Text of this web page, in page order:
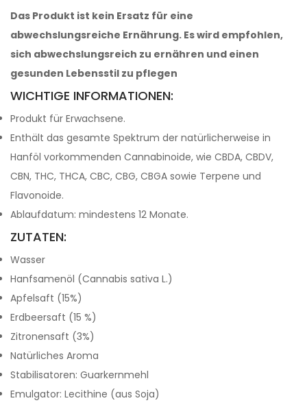
Das Produkt ist kein Ersatz für eine
abwechslungsreiche Ernährung. Es wird empfohlen,
sich abwechslungsreich zu ernähren und einen
gesunden Lebensstil zu pflegen
WICHTIGE INFORMATIONEN:
Produkt für Erwachsene.
Enthält das gesamte Spektrum der natürlicherweise in
Hanföl vorkommenden Cannabinoide, wie CBDA, CBDV,
CBN, THC, THCA, CBC, CBG, CBGA sowie Terpene und
Flavonoide.
Ablaufdatum: mindestens 12 Monate.
ZUTATEN:
Wasser
Hanfsamenöl (Cannabis sativa L.)
Apfelsaft (15%)
Erdbeersaft (15 %)
Zitronensaft (3%)
Natürliches Aroma
Stabilisatoren: Guarkernmehl
Emulgator: Lecithine (aus Soja)